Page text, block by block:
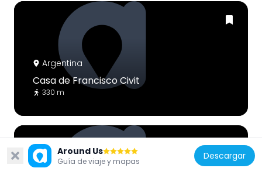
Argentina
Casa de Francisco Civit
330 m
Around Us
Guía de viaje y mapas Descargar